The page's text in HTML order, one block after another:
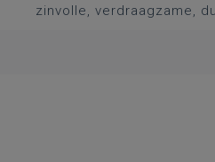
zinvolle, verdraagzame,